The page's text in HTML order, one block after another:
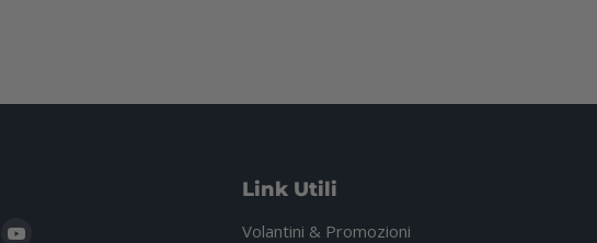
Trovaci
Link Utili
Volantini & Promozioni